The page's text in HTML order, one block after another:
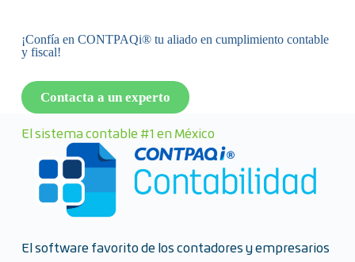
¡Confía en CONTPAQi® tu aliado en cumplimiento contable
y fiscal!
Contacta a un experto
El sistema contable #1 en México
El software favorito de los contadores y empresarios